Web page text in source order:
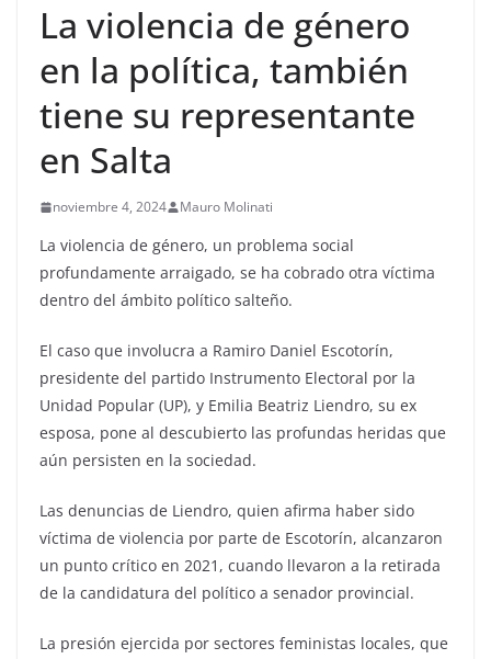
La violencia de género
en la política, también
tiene su representante
en Salta
noviembre 4, 2024 Mauro Molinati
La violencia de género, un problema social
profundamente arraigado, se ha cobrado otra víctima
dentro del ámbito político salteño.
El caso que involucra a Ramiro Daniel Escotorín,
presidente del partido Instrumento Electoral por la
Unidad Popular (UP), y Emilia Beatriz Liendro, su ex
esposa, pone al descubierto las profundas heridas que
aún persisten en la sociedad.
Las denuncias de Liendro, quien afirma haber sido
víctima de violencia por parte de Escotorín, alcanzaron
un punto crítico en 2021, cuando llevaron a la retirada
de la candidatura del político a senador provincial.
La presión ejercida por sectores feministas locales, que